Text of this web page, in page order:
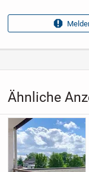
Ähnliche
Anzeigen­kennung
Aufrufe dieser